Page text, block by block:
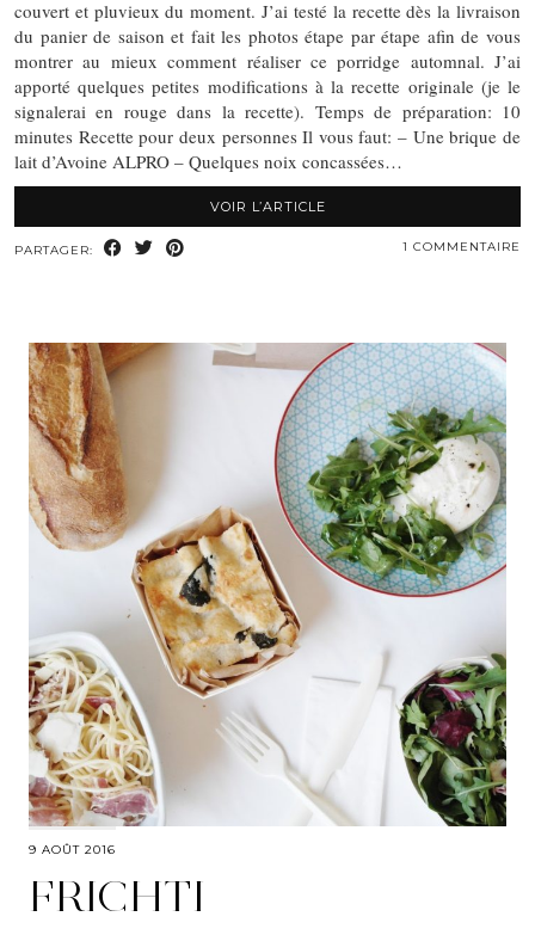
couvert et pluvieux du moment. J’ai testé la recette dès la livraison
du panier de saison et fait les photos étape par étape afin de vous
montrer au mieux comment réaliser ce porridge automnal. J’ai
apporté quelques petites modifications à la recette originale (je le
signalerai en rouge dans la recette). Temps de préparation: 10
minutes Recette pour deux personnes Il vous faut: – Une brique de
lait d’Avoine ALPRO – Quelques noix concassées…
VOIR L’ARTICLE
PARTAGER: 1 COMMENTAIRE
9 AOÛT 2016
FRICHTI